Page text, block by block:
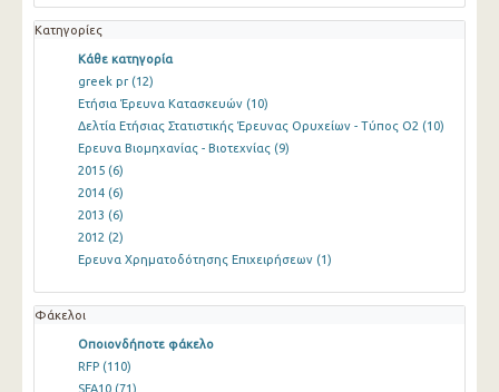
Κατηγορίες
Κάθε κατηγορία
greek pr (12)
Ετήσια Έρευνα Κατασκευών (10)
Δελτία Ετήσιας Στατιστικής Έρευνας Ορυχείων - Τύπος Ο2 (10)
Ερευνα Βιομηχανίας - Βιοτεχνίας (9)
2015 (6)
2014 (6)
2013 (6)
2012 (2)
Ερευνα Χρηματοδότησης Επιχειρήσεων (1)
Φάκελοι
Οποιονδήποτε φάκελο
RFP (110)
SFA10 (71)